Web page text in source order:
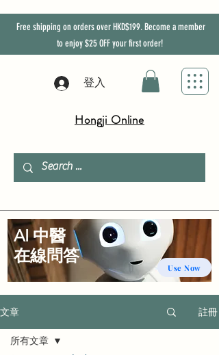
Free shipping on orders over HKD$199. Become a member
to enjoy$25 OFFyour first order!
登入
Hongji Online
文章 註冊
所有文章
Use Now
AI 中醫
​在線問答